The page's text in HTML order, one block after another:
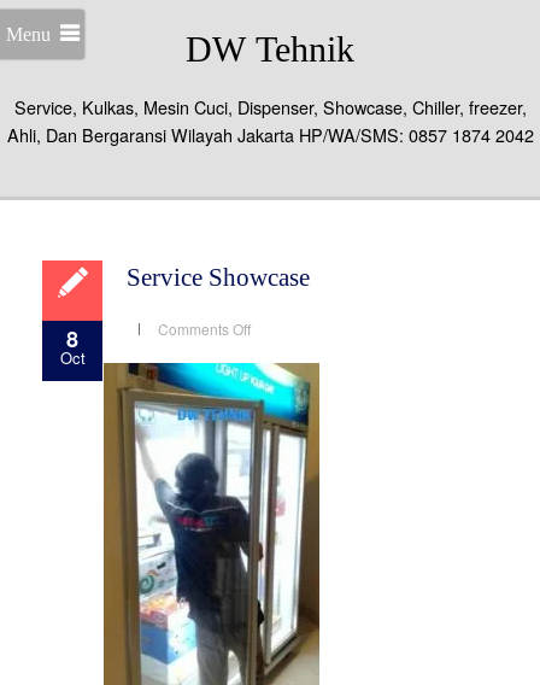
Menu DW Tehnik
Service, Kulkas, Mesin Cuci, Dispenser, Showcase, Chiller, freezer,
Ahli, Dan Bergaransi Wilayah Jakarta HP/WA/SMS: 0857 1874 2042
8
Oct
Service Showcase
Comments Offon